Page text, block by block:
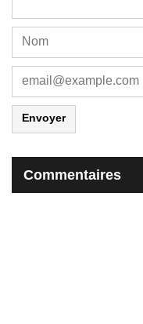
Envoyer
Commentaires